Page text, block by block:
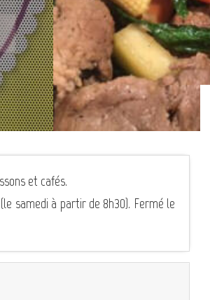
et cafés.
samedi à partir de 8h30). Fermé le